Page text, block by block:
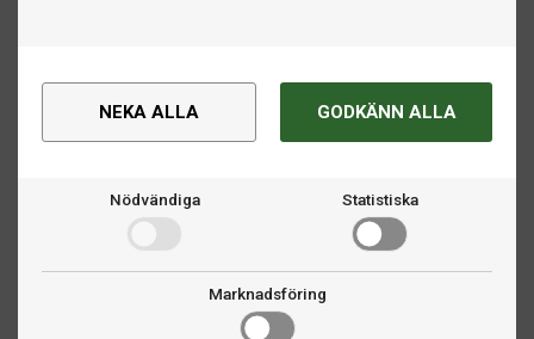
NEKA ALLA GODKÄNN ALLA
Nödvändiga Statistiska
Marknadsföring